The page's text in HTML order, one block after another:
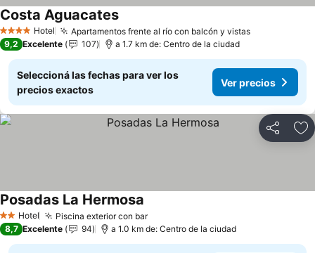
4 EstrellasHotel Apartamentos frente al río con balcón y vistas
Costa Aguacates
9,2 Excelente 107 a 1.7 km de: Centro de la ciudad
Seleccioná las fechas para ver los
precios exactos
Ver precios
Compartir
2 Estrellas
Hotel Piscina exterior con bar
Posadas La Hermosa
8,7 Excelente 94 a 1.0 km de: Centro de la ciudad